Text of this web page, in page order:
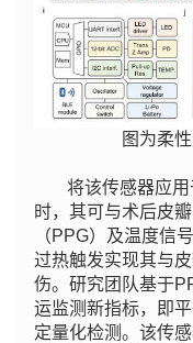
图为柔
将该传感器应
时，其可与术后皮
（PPG）及温度信
过热触发实现其与
伤。研究团队基于
运监测新指标，即
定量化检测。该传